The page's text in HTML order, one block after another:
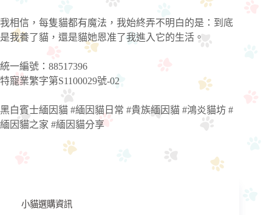
我相信，每隻貓都有魔法，我始終弄不明白的是：到底
是我養了貓，還是貓她恩准了我進入它的生活。
統一編號：88517396
特寵業繁字第S1100029號-02
黑白賓士緬因貓 #緬因貓日常 #貴族緬因貓 #鴻炎貓坊 #
緬因貓之家 #緬因貓分享
小貓選購資訊